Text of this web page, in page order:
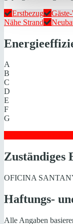
Erstbezug
Nähe Strand
A
B
C
D
E
F
G
Zuständiges
OFICINA
Haftungs-
Alle Angaben